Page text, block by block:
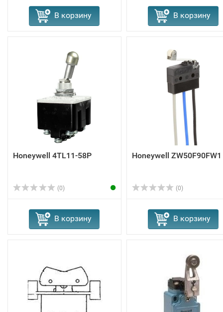
В корзину В корзину
Honeywell 4TL11-58P
(0)
В корзину
Honeywell ZW50F90FW1
(0)
В корзину